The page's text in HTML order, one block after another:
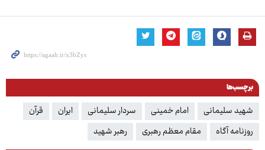
برچسب‌ها
شهید سلیمانی امام خمینی سردار سلیمانی ایران
قرآن
روزنامه آگاه
مقام معظم رهبری رهبر شهید